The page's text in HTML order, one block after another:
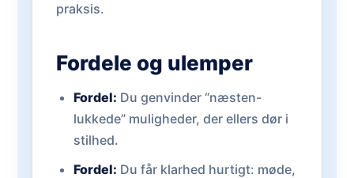
praksis.
Fordele og ulemper
Fordel: Du genvinder “næsten-
lukkede” muligheder, der ellers dør i
stilhed.
Fordel: Du får klarhed hurtigt: møde,